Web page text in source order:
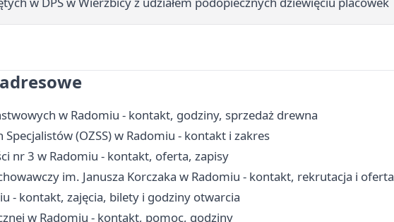
w Radomiu - kontakt, godziny, sprzedaż drewna
Specjalistów (OZSS) w Radomiu - kontakt i zakres
nr 3 w Radomiu - kontakt, oferta, zapisy
im. Janusza Korczaka w Radomiu - kontakt, rekrutacja i oferta
- kontakt, zajęcia, bilety i godziny otwarcia
w Radomiu - kontakt, pomoc, godziny